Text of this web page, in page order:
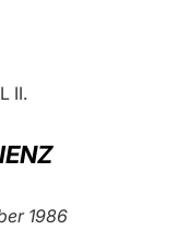
II.
1986